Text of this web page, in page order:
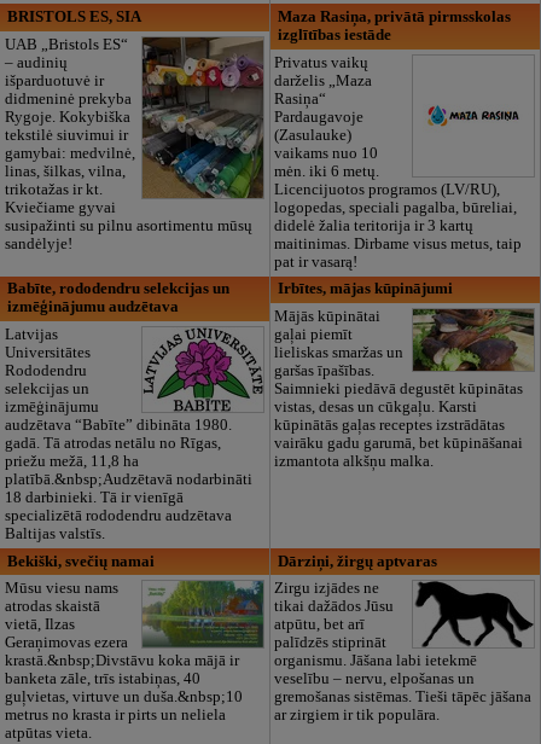
BRISTOLS ES, SIA
UAB „Bristols ES“
– audinių
išparduotuvė ir
didmeninė prekyba
Rygoje. Kokybiška
tekstilė siuvimui ir
gamybai: medvilnė,
linas, šilkas, vilna,
trikotažas ir kt.
Kviečiame gyvai
susipažinti su pilnu asortimentu mūsų
sandėlyje!
Maza Rasiņa, privātā pirmsskolas
izglītības iestāde
Privatus vaikų
darželis „Maza
Rasiņa“
Pardaugavoje
(Zasulauke)
vaikams nuo 10
mėn. iki 6 metų.
Licencijuotos programos (LV/RU),
logopedas, speciali pagalba, būreliai,
didelė žalia teritorija ir 3 kartų
maitinimas. Dirbame visus metus, taip
pat ir vasarą!
Babīte, rododendru selekcijas un
izmēģinājumu audzētava
Latvijas
Universitātes
Rododendru
selekcijas un
izmēģinājumu
audzētava “Babīte” dibināta 1980.
gadā. Tā atrodas netālu no Rīgas,
priežu mežā, 11,8 ha
platībā.&nbsp;Audzētavā nodarbināti
18 darbinieki. Tā ir vienīgā
specializētā rododendru audzētava
Baltijas valstīs.
Irbītes, mājas kūpinājumi
Mājās kūpinātai
gaļai piemīt
lieliskas smaržas un
garšas īpašības.
Saimnieki piedāvā degustēt kūpinātas
vistas, desas un cūkgaļu. Karsti
kūpinātās gaļas receptes izstrādātas
vairāku gadu garumā, bet kūpināšanai
izmantota alkšņu malka.
Bekiški, svečių namai
Mūsu viesu nams
atrodas skaistā
vietā, Ilzas
Geraņimovas ezera
krastā.&nbsp;Divstāvu koka mājā ir
banketa zāle, trīs istabiņas, 40
guļvietas, virtuve un duša.&nbsp;10
metrus no krasta ir pirts un neliela
atpūtas vieta.
Dārziņi, žirgų aptvaras
Zirgu izjādes ne
tikai dažādos Jūsu
atpūtu, bet arī
palīdzēs stiprināt
organismu. Jāšana labi ietekmē
veselību – nervu, elpošanas un
gremošanas sistēmas. Tieši tāpēc jāšana
ar zirgiem ir tik populāra.